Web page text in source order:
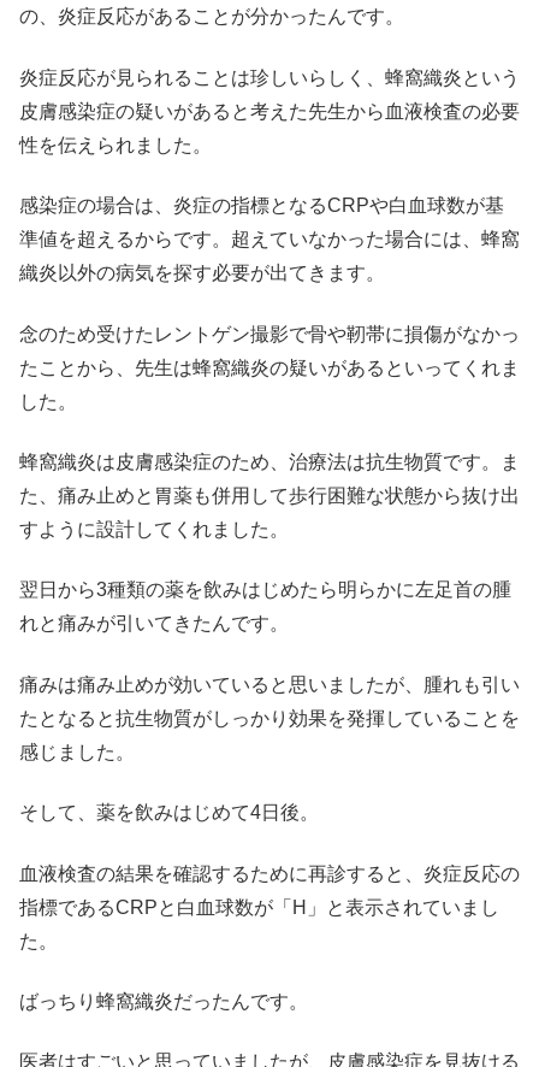
の、炎症反応があることが分かったんです。
炎症反応が見られることは珍しいらしく、蜂窩織炎という
皮膚感染症の疑いがあると考えた先生から血液検査の必要
性を伝えられました。
感染症の場合は、炎症の指標となるCRPや白血球数が基
準値を超えるからです。超えていなかった場合には、蜂窩
織炎以外の病気を探す必要が出てきます。
念のため受けたレントゲン撮影で骨や靭帯に損傷がなかっ
たことから、先生は蜂窩織炎の疑いがあるといってくれま
した。
蜂窩織炎は皮膚感染症のため、治療法は抗生物質です。ま
た、痛み止めと胃薬も併用して歩行困難な状態から抜け出
すように設計してくれました。
翌日から3種類の薬を飲みはじめたら明らかに左足首の腫
れと痛みが引いてきたんです。
痛みは痛み止めが効いていると思いましたが、腫れも引い
たとなると抗生物質がしっかり効果を発揮していることを
感じました。
そして、薬を飲みはじめて4日後。
血液検査の結果を確認するために再診すると、炎症反応の
指標であるCRPと白血球数が「H」と表示されていまし
た。
ばっちり蜂窩織炎だったんです。
医者はすごいと思っていましたが、皮膚感染症を見抜ける